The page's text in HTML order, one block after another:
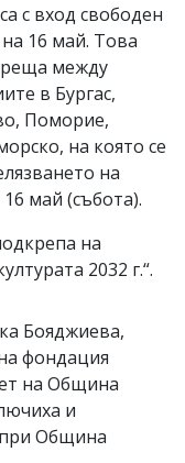
с вход свободен
16 май. Това
между
в Бургас,
Поморие,
на която се
на
май (събота).
на
2032 г.“.
Бояджиева,
фондация
на Община
и
Община